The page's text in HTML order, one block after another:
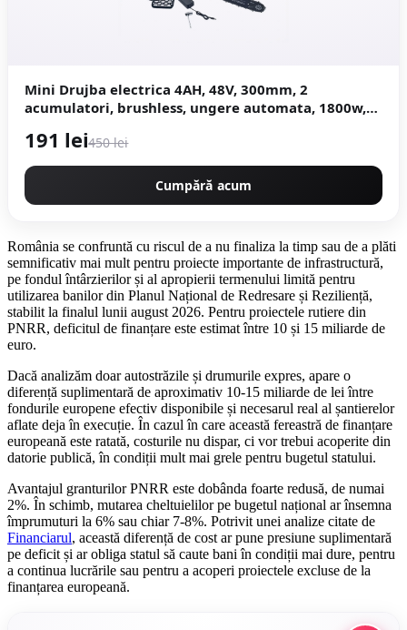
Mini Drujba electrica 4AH, 48V, 300mm, 2
acumulatori, brushless, ungere automata, 1800w,
191 lei450 lei
Cumpără acum
România se confruntă cu riscul de a nu finaliza la timp sau de a plăti
semnificativ mai mult pentru proiecte importante de infrastructură,
pe fondul întârzierilor și al apropierii termenului limită pentru
utilizarea banilor din Planul Național de Redresare și Reziliență,
stabilit la finalul lunii august 2026. Pentru proiectele rutiere din
PNRR, deficitul de finanțare este estimat între 10 și 15 miliarde de
euro.
Dacă analizăm doar autostrăzile și drumurile expres, apare o
diferență suplimentară de aproximativ 10-15 miliarde de lei între
fondurile europene efectiv disponibile și necesarul real al șantierelor
aflate deja în execuție. În cazul în care această fereastră de finanțare
europeană este ratată, costurile nu dispar, ci vor trebui acoperite din
datorie publică, în condiții mult mai grele pentru bugetul statului.
Avantajul granturilor PNRR este dobânda foarte redusă, de numai
2%. În schimb, mutarea cheltuielilor pe bugetul național ar însemna
împrumuturi la 6% sau chiar 7-8%. Potrivit unei analize citate de
Financiarul, această diferență de cost ar pune presiune suplimentară
pe deficit și ar obliga statul să caute bani în condiții mai dure, pentru
a continua lucrările sau pentru a acoperi proiectele excluse de la
finanțarea europeană.